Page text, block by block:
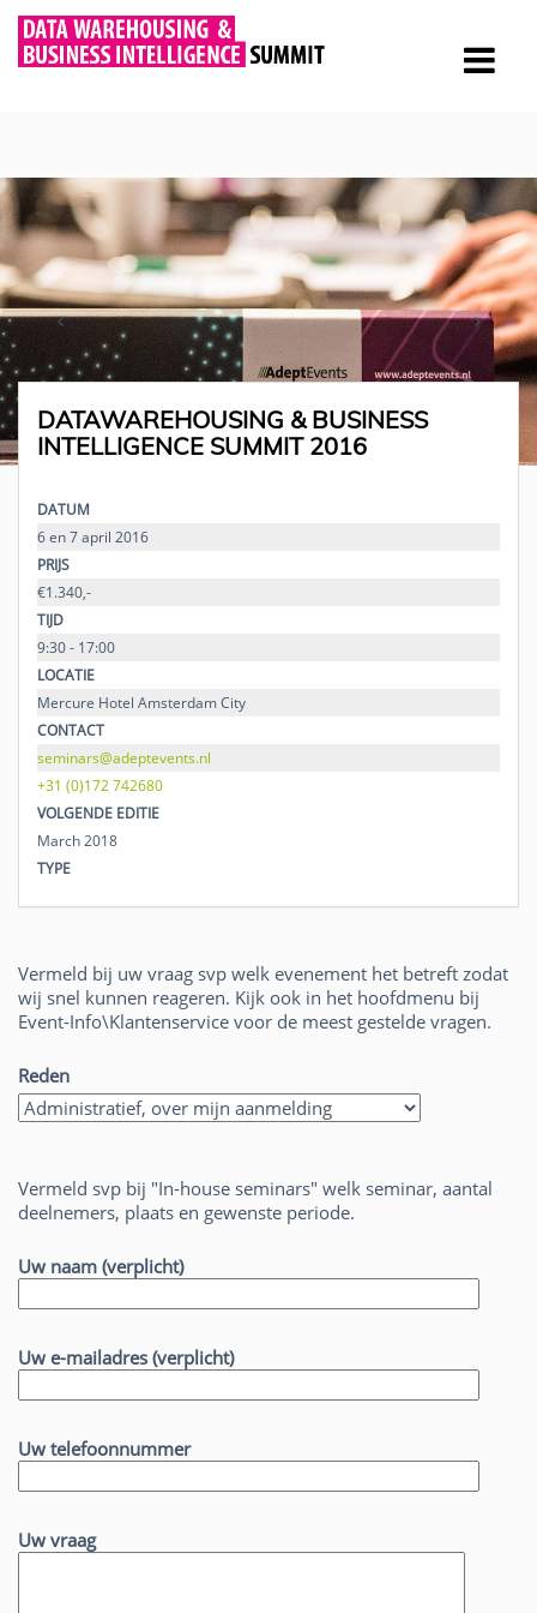
DATAWAREHOUSING & BUSINESS
INTELLIGENCE SUMMIT 2016
DATUM
6 en 7 april 2016
PRIJS
€1.340,-
TIJD
9:30 - 17:00
LOCATIE
Mercure Hotel Amsterdam City
CONTACT
seminars@adeptevents.nl
+31 (0)172 742680
VOLGENDE EDITIE
March 2018
TYPE
Vermeld bij uw vraag svp welk evenement het betreft zodat
wij snel kunnen reageren. Kijk ook in het hoofdmenu bij
Event-Info\Klantenservice voor de meest gestelde vragen.
Reden
Vermeld svp bij "In-house seminars" welk seminar, aantal
deelnemers, plaats en gewenste periode.
Uw naam (verplicht)
Uw e-mailadres (verplicht)
Uw telefoonnummer
Uw vraag